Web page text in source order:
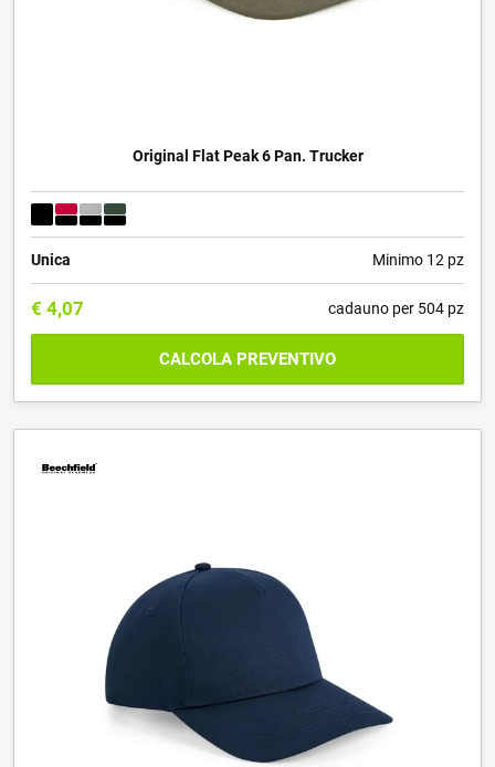
Original Flat Peak 6 Pan. Trucker
Unica Minimo 12 pz
€ 4,07 cadauno per 504 pz
CALCOLA PREVENTIVO